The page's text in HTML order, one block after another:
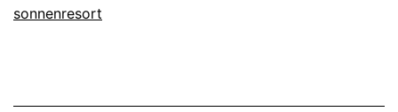
sonnenresort